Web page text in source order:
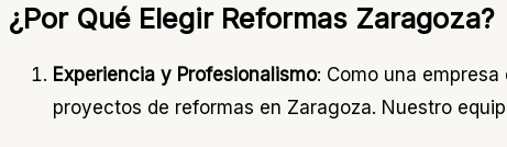
¿Por Qué Elegir Reformas Zaragoza?
Experiencia y Profesionalismo: Como una
proyectos de reformas en Zaragoza. Nuestro